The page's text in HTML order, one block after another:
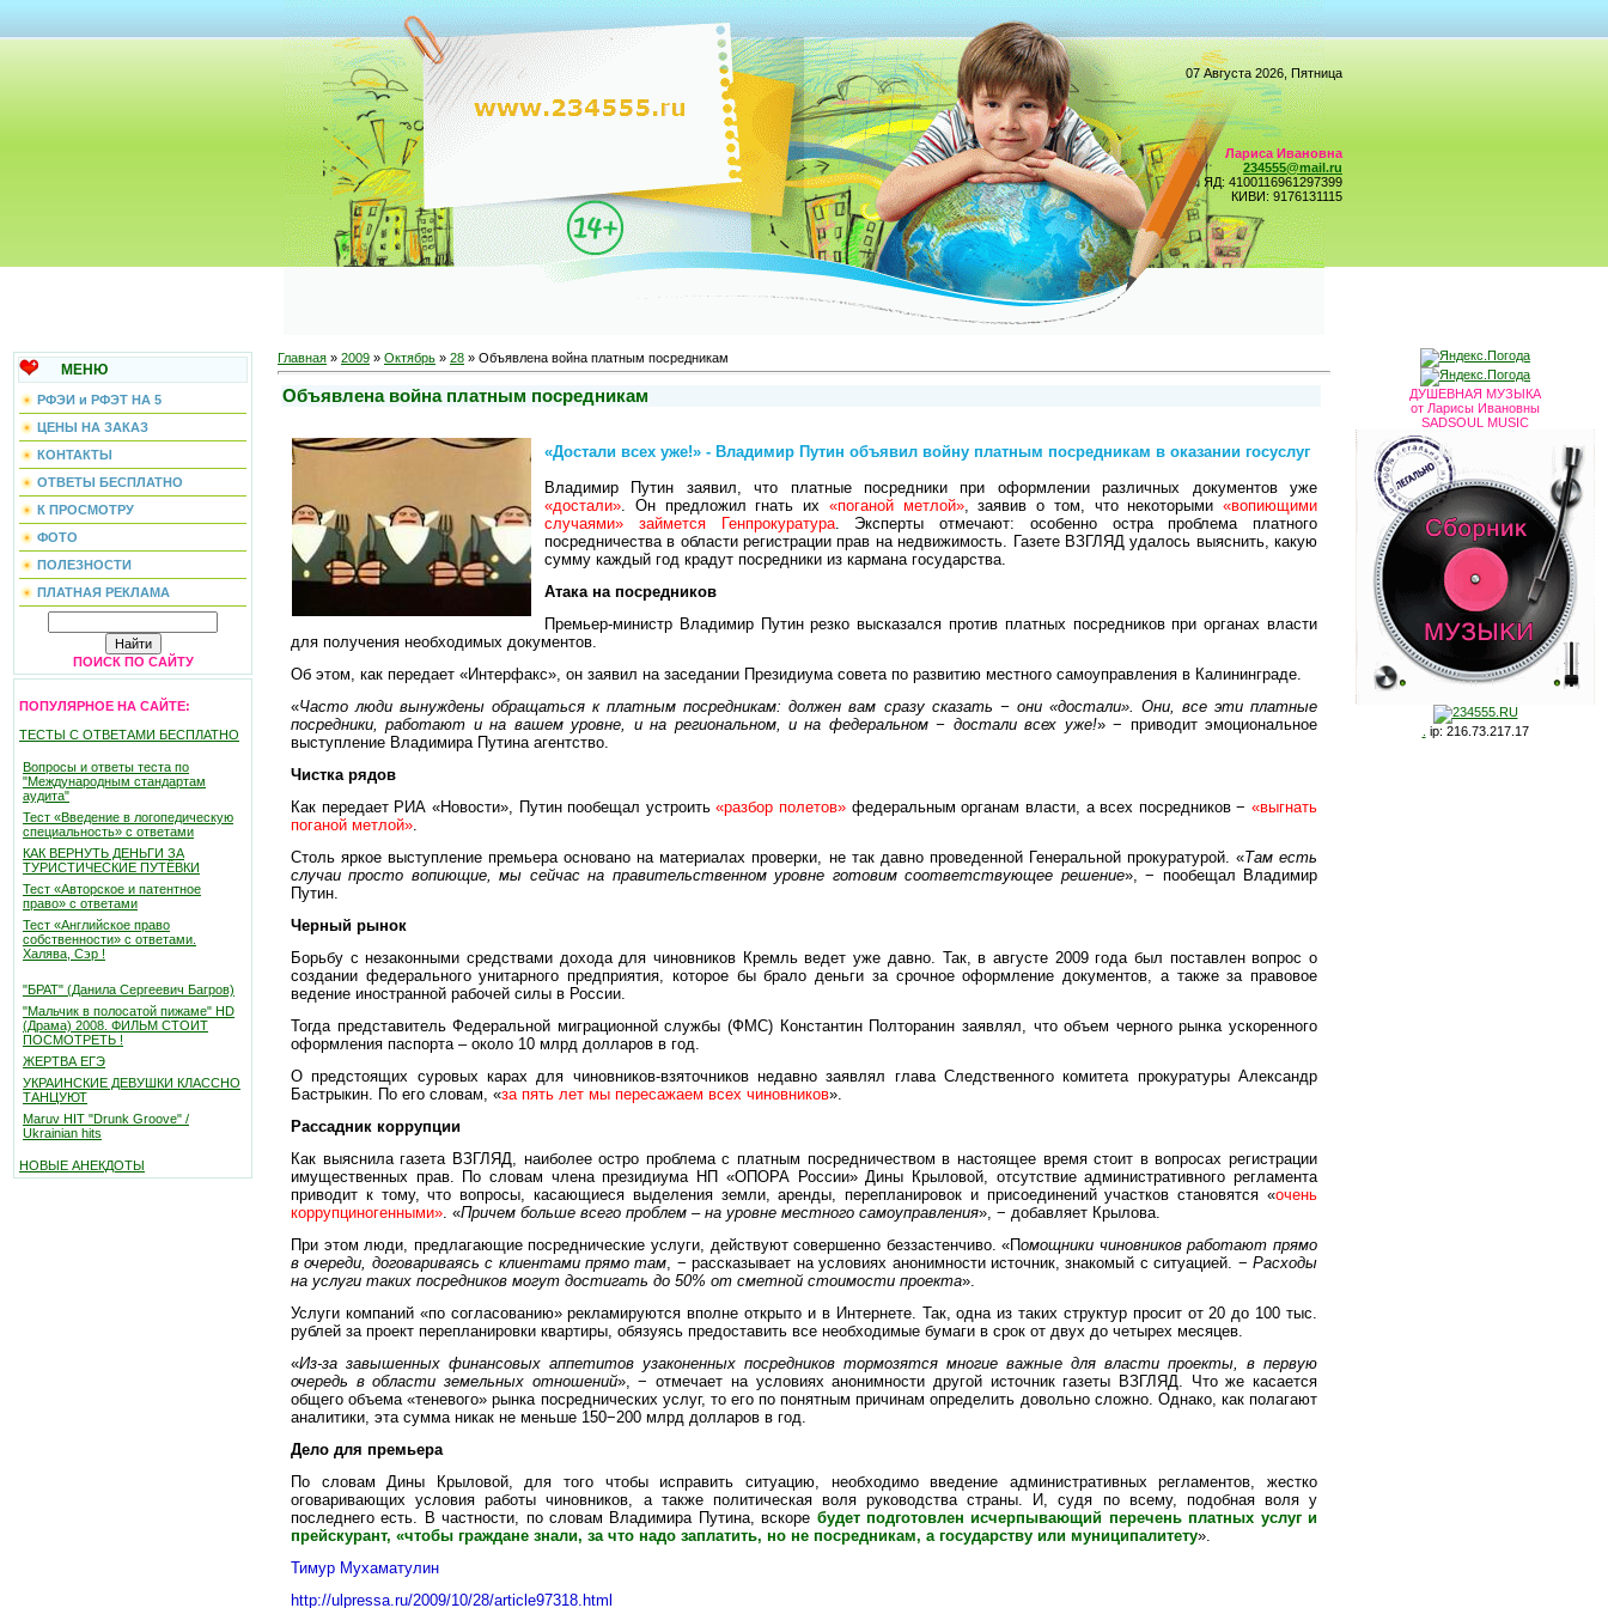
07 Августа 2026, Пятница
Лариса Ивановна
234555@mail.ru
ЯД: 4100116961297399
КИВИ: 9176131115
МЕНЮ
РФЭИ и РФЭТ НА 5
ЦЕНЫ НА ЗАКАЗ
КОНТАКТЫ
ОТВЕТЫ БЕСПЛАТНО
К ПРОСМОТРУ
ФОТО
ПОЛЕЗНОСТИ
ПЛАТНАЯ РЕКЛАМА
ПОИСК ПО САЙТУ
ПОПУЛЯРНОЕ НА САЙТЕ:
ТЕСТЫ С ОТВЕТАМИ БЕСПЛАТНО
Вопросы и ответы теста по
"Международным стандартам
аудита"
Тест «Введение в логопедическую
специальность» с ответами
КАК ВЕРНУТЬ ДЕНЬГИ ЗА
ТУРИСТИЧЕСКИЕ ПУТЁВКИ
Тест «Авторское и патентное
право» с ответами
Тест «Английское право
собственности» с ответами.
Халява, Сэр !
"БРАТ" (Данила Сергеевич Багров)
"Мальчик в полосатой пижаме" HD
(Драма) 2008. ФИЛЬМ СТОИТ
ПОСМОТРЕТЬ !
ЖЕРТВА ЕГЭ
УКРАИНСКИЕ ДЕВУШКИ КЛАССНО
ТАНЦУЮТ
Maruv HIT "Drunk Groove" /
Ukrainian hits
НОВЫЕ АНЕКДОТЫ
Главная » 2009 » Октябрь » 28 » Объявлена война платным посредникам
Объявлена война платным посредникам
«Достали всех уже!» - Владимир Путин объявил войну платным посредникам в оказании госуслуг
Владимир Путин заявил, что платные посредники при оформлении различных документов уже
«достали» . Он предложил гнать их «поганой метлой», заявив о том, что некоторыми «вопиющими
случаями» займется Генпрокуратура. Эксперты отмечают: особенно остра проблема платного
посредничества в области регистрации прав на недвижимость. Газете ВЗГЛЯД удалось выяснить, какую
сумму каждый год крадут посредники из кармана государства.
Атака на посредников
Премьер-министр Владимир Путин резко высказался против платных посредников при органах власти
для получения необходимых документов.
Об этом, как передает «Интерфакс», он заявил на заседании Президиума совета по развитию местного самоуправления в Калининграде.
«Часто люди вынуждены обращаться к платным посредникам: должен вам сразу сказать − они «достали». Они, все эти платные
посредники, работают и на вашем уровне, и на региональном, и на федеральном − достали всех уже!» − приводит эмоциональное
выступление Владимира Путина агентство.
Чистка рядов
Как передает РИА «Новости», Путин пообещал устроить«разбор полетов» федеральным органам власти, а всех посредников − «выгнать
поганой метлой»
Столь яркое выступление премьера основано на материалах проверки, не так давно проведенной Генеральной прокуратурой. «Там есть
случаи просто вопиющие, мы сейчас на правительственном уровне готовим соответствующее решение», − пообещал Владимир
Путин.
Черный рынок
Борьбу с незаконными средствами дохода для чиновников Кремль ведет уже давно. Так, в августе 2009 года был поставлен вопрос о
создании федерального унитарного предприятия, которое бы брало деньги за срочное оформление документов, а также за правовое
ведение иностранной рабочей силы в России.
Тогда представитель Федеральной миграционной службы (ФМС) Константин Полторанин заявлял, что объем черного рынка ускоренного
оформления паспорта – около 10 млрд долларов в год.
О предстоящих суровых карах для чиновников-взяточников недавно заявлял глава Следственного комитета прокуратуры Александр
Бастрыкин. По его словам, «за пять лет мы пересажаем всех чиновников».
Рассадник коррупции
Как выяснила газета ВЗГЛЯД, наиболее остро проблема с платным посредничеством в настоящее время стоит в вопросах регистрации
имущественных прав. По словам члена президиума НП «ОПОРА России» Дины Крыловой, отсутствие административного регламента
приводит к тому, что вопросы, касающиеся выделения земли, аренды, перепланировок и присоединений участков становятся «очень
коррупциногенными» . «Причем больше всего проблем – на уровне местного самоуправления», − добавляет Крылова.
При этом люди, предлагающие посреднические услуги, действуют совершенно беззастенчиво. «Помощники чиновников работают прямо
в очереди, договариваясь с клиентами прямо там , − рассказывает на условиях анонимности источник, знакомый с ситуацией. −Расходы
на услуги таких посредников могут достигать до 50% от сметной стоимости проекта».
Услуги компаний «по согласованию» рекламируются вполне открыто и в Интернете. Так, одна из таких структур просит от 20 до 100 тыс.
рублей за проект перепланировки квартиры, обязуясь предоставить все необходимые бумаги в срок от двух до четырех месяцев.
«Из-за завышенных финансовых аппетитов узаконенных посредников тормозятся многие важные для власти проекты, в первую
очередь в области земельных отношений», − отмечает на условиях анонимности другой источник газеты ВЗГЛЯД. Что же касается
общего объема «теневого» рынка посреднических услуг, то его по понятным причинам определить довольно сложно. Однако, как полагают
аналитики, эта сумма никак не меньше 150−200 млрд долларов в год.
Дело для премьера
По словам Дины Крыловой, для того чтобы исправить ситуацию, необходимо введение административных регламентов, жестко
оговаривающих условия работы чиновников, а также политическая воля руководства страны. И, судя по всему, подобная воля у
последнего есть. В частности, по словам Владимира Путина, вскоре будет подготовлен исчерпывающий перечень платных услуг и
прейскурант, «чтобы граждане знали, за что надо заплатить, но не посредникам, а государству или муниципалитету».
Тимур Мухаматулин
http://ulpressa.ru/2009/10/28/article97318.html
ДУШЕВНАЯ МУЗЫКА
от Ларисы Ивановны
SADSOUL MUSIC
ip: 216.73.217.17